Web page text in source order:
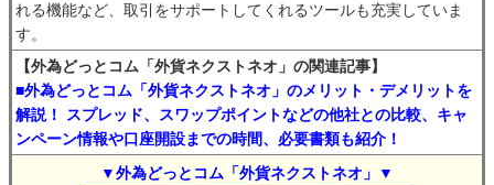
れる機能など、取引をサポートしてくれるツールも充実していま
す。
【外為どっとコム「外貨ネクストネオ」の関連記事】
■外為どっとコム「外貨ネクストネオ」のメリット・デメリットを
解説！ スプレッド、スワップポイントなどの他社との比較、キャ
ンペーン情報や口座開設までの時間、必要書類も紹介！
▼外為どっとコム「外貨ネクストネオ」▼